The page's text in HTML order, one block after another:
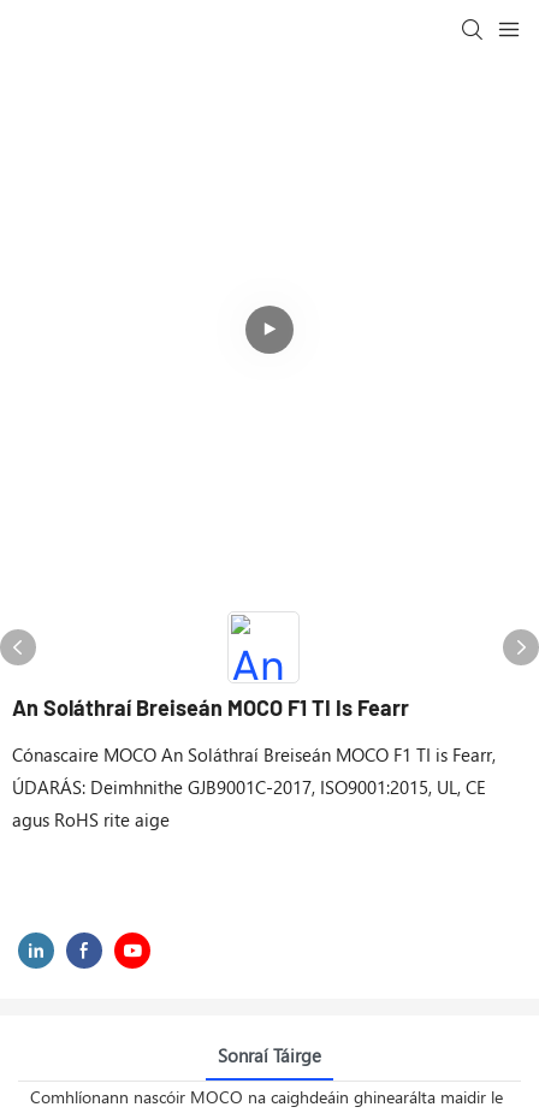
An Soláthraí Breiseán MOCO F1 TI Is Fearr
Cónascaire MOCO An Soláthraí Breiseán MOCO F1 TI is Fearr,
ÚDARÁS: Deimhnithe GJB9001C-2017, ISO9001:2015, UL, CE
agus RoHS rite aige
Sonraí Táirge
Comhlíonann nascóir MOCO na caighdeáin ghinearálta maidir le